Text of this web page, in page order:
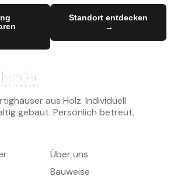
Standort entdecken
→
aus Holz. Individuell
gebaut. Persönlich betreut.
Über uns
Bauweise